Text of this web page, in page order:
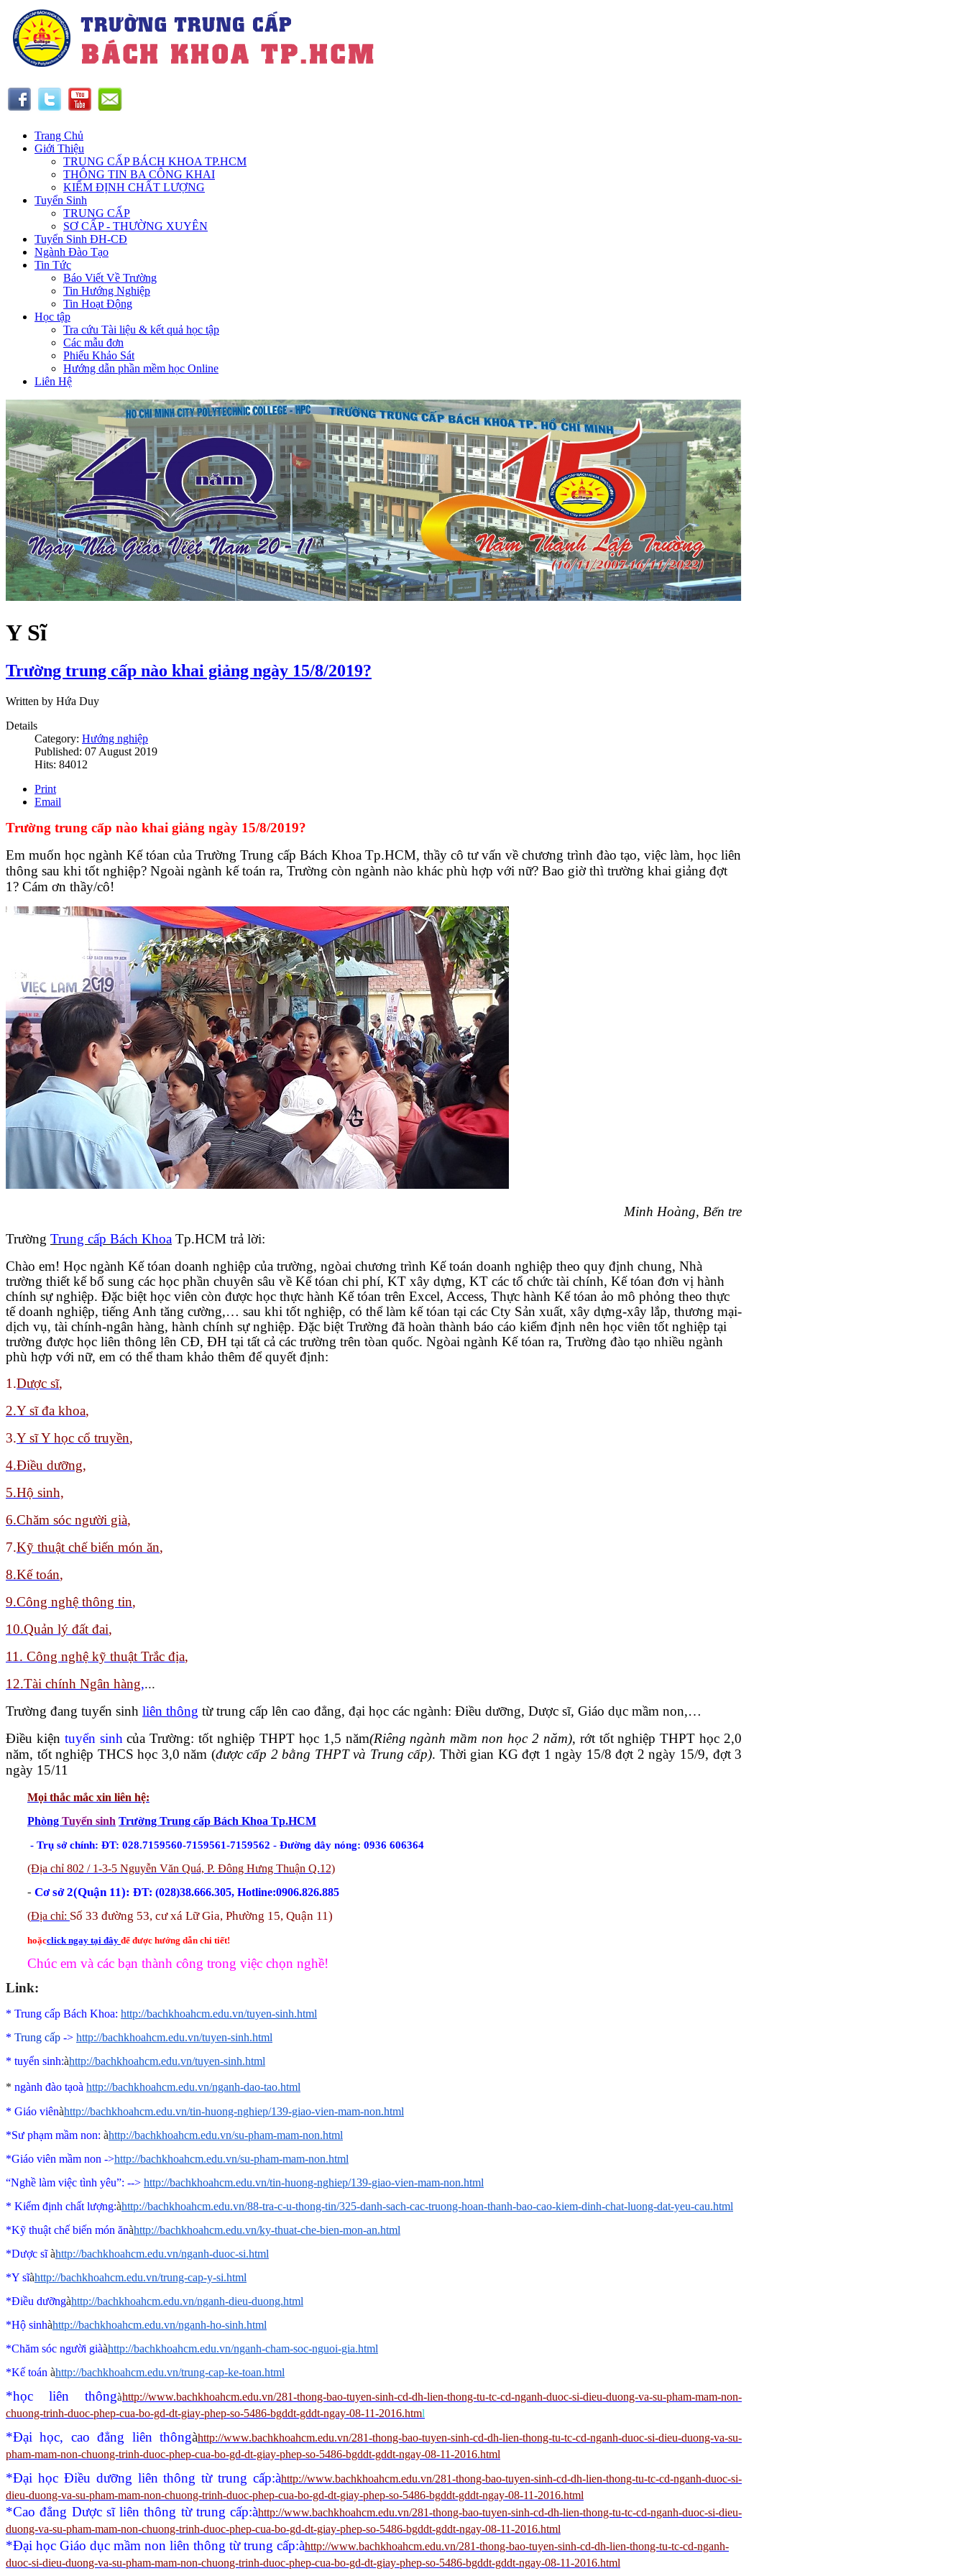
Trang Chủ
Giới Thiệu
TRUNG CẤP BÁCH KHOA TP.HCM
THÔNG TIN BA CÔNG KHAI
KIỂM ĐỊNH CHẤT LƯỢNG
Tuyển Sinh
TRUNG CẤP
SƠ CẤP - THƯỜNG XUYÊN
Tuyển Sinh ĐH-CĐ
Ngành Đào Tạo
Tin Tức
Báo Viết Về Trường
Tin Hướng Nghiệp
Tin Hoạt Động
Học tập
Tra cứu Tài liệu & kết quả học tập
Các mẫu đơn
Phiếu Khảo Sát
Hướng dẫn phần mềm học Online
Liên Hệ
Y Sĩ
Trường trung cấp nào khai giảng ngày 15/8/2019?
Written by Hứa Duy
Details
Category: Hướng nghiệp
Published: 07 August 2019
Hits: 84012
Print
Email
Trường trung cấp nào khai giảng ngày 15/8/2019?
Em muốn học ngành Kế tóan của Trường Trung cấp Bách Khoa Tp.HCM, thầy cô tư vấn về chương trình đào tạo, việc làm, học liên
thông sau khi tốt nghiệp? Ngoài ngành kế toán ra, Trường còn ngành nào khác phù hợp với nữ? Bao giờ thì trường khai giảng đợt
1? Cám ơn thầy/cô!
Minh Hoàng, Bến tre
Trường Trung cấp Bách Khoa Tp.HCM trả lời:
Chào em! Học ngành Kế tóan doanh nghiệp của trường, ngòai chương trình Kế toán doanh nghiệp theo quy định chung, Nhà
trường thiết kế bổ sung các học phần chuyên sâu về Kế tóan chi phí, KT xây dựng, KT các tổ chức tài chính, Kế tóan đơn vị hành
chính sự nghiệp. Đặc biệt học viên còn được học thực hành Kế tóan trên Excel, Access, Thực hành Kế tóan ảo mô phỏng theo thực
tế doanh nghiệp, tiếng Anh tăng cường,… sau khi tốt nghiệp, có thể làm kế tóan tại các Cty Sản xuất, xây dựng-xây lắp, thương mại-
dịch vụ, tài chính-ngân hàng, hành chính sự nghiệp. Đặc biệt Trường đã hoàn thành báo cáo kiểm định nên học viên tốt nghiệp tại
trường được học liên thông lên CĐ, ĐH tại tất cả các trường trên tòan quốc. Ngòai ngành Kế tóan ra, Trường đào tạo nhiều ngành
phù hợp với nữ, em có thể tham khảo thêm để quyết định:
1.Dược sĩ,
2.Y sĩ đa khoa,
3.Y sĩ Y học cổ truyền,
4.Điều dưỡng,
5.Hộ sinh,
6.Chăm sóc người già,
7.Kỹ thuật chế biến món ăn,
8.Kế toán,
9.Công nghệ thông tin,
10.Quản lý đất đai,
11. Công nghệ kỹ thuật Trắc địa,
12.Tài chính Ngân hàng,...
Trường đang tuyển sinh liên thông từ trung cấp lên cao đẳng, đại học các ngành: Điều dưỡng, Dược sĩ, Giáo dục mầm non,…
Điều kiện tuyển sinhcủa Trường: tốt nghiệp THPT học 1,5 năm(Riêng ngành mầm non học 2 năm), rớt tốt nghiệp THPT học 2,0
năm, tốt nghiệp THCS học 3,0 năm (được cấp 2 bằng THPT và Trung cấp). Thời gian KG đợt 1 ngày 15/8 đợt 2 ngày 15/9, đợt 3
ngày 15/11
Mọi thắc mắc xin liên hệ:
Phòng Tuyển sinh Trường Trung cấp Bách Khoa Tp.HCM
- Trụ sở chính: ĐT: 028.7159560-7159561-7159562 - Đường dây nóng: 0936 606364
(Địa chỉ 802 / 1-3-5 Nguyễn Văn Quá, P. Đông Hưng Thuận Q.12)
- Cơ sở 2(Quận 11): ĐT: (028)38.666.305, Hotline:0906.826.885
(Địa chỉ: Số 33 đường 53, cư xá Lữ Gia, Phường 15, Quận 11)
hoặcclick ngay tại đây để được hướng dẫn chi tiết!
Chúc em và các bạn thành công trong việc chọn nghề!
Link:
* Trung cấp Bách Khoa: http://bachkhoahcm.edu.vn/tuyen-sinh.html
* Trung cấp -> http://bachkhoahcm.edu.vn/tuyen-sinh.html
* tuyển sinh:àhttp://bachkhoahcm.edu.vn/tuyen-sinh.html
* ngành đào tạoà http://bachkhoahcm.edu.vn/nganh-dao-tao.html
* Giáo viênàhttp://bachkhoahcm.edu.vn/tin-huong-nghiep/139-giao-vien-mam-non.html
*Sư phạm mầm non: àhttp://bachkhoahcm.edu.vn/su-pham-mam-non.html
*Giáo viên mầm non ->http://bachkhoahcm.edu.vn/su-pham-mam-non.html
“Nghề làm việc tình yêu”: --> http://bachkhoahcm.edu.vn/tin-huong-nghiep/139-giao-vien-mam-non.html
* Kiểm định chất lượng:àhttp://bachkhoahcm.edu.vn/88-tra-c-u-thong-tin/325-danh-sach-cac-truong-hoan-thanh-bao-cao-kiem-dinh-chat-luong-dat-yeu-cau.html
*Kỹ thuật chế biến món ănàhttp://bachkhoahcm.edu.vn/ky-thuat-che-bien-mon-an.html
*Dược sĩàhttp://bachkhoahcm.edu.vn/nganh-duoc-si.html
*Y sĩàhttp://bachkhoahcm.edu.vn/trung-cap-y-si.html
*Điều dưỡngàhttp://bachkhoahcm.edu.vn/nganh-dieu-duong.html
*Hộ sinhàhttp://bachkhoahcm.edu.vn/nganh-ho-sinh.html
*Chăm sóc người giààhttp://bachkhoahcm.edu.vn/nganh-cham-soc-nguoi-gia.html
*Kế toán àhttp://bachkhoahcm.edu.vn/trung-cap-ke-toan.html
*học liên thôngàhttp://www.bachkhoahcm.edu.vn/281-thong-bao-tuyen-sinh-cd-dh-lien-thong-tu-tc-cd-nganh-duoc-si-dieu-duong-va-su-pham-mam-non-
chuong-trinh-duoc-phep-cua-bo-gd-dt-giay-phep-so-5486-bgddt-gddt-ngay-08-11-2016.html
*Đại học, cao đẳng liên thôngàhttp://www.bachkhoahcm.edu.vn/281-thong-bao-tuyen-sinh-cd-dh-lien-thong-tu-tc-cd-nganh-duoc-si-dieu-duong-va-su-
pham-mam-non-chuong-trinh-duoc-phep-cua-bo-gd-dt-giay-phep-so-5486-bgddt-gddt-ngay-08-11-2016.html
*Đại học Điều dưỡng liên thông từ trung cấp:àhttp://www.bachkhoahcm.edu.vn/281-thong-bao-tuyen-sinh-cd-dh-lien-thong-tu-tc-cd-nganh-duoc-si-
dieu-duong-va-su-pham-mam-non-chuong-trinh-duoc-phep-cua-bo-gd-dt-giay-phep-so-5486-bgddt-gddt-ngay-08-11-2016.html
*Cao đẳng Dược sĩ liên thông từ trung cấp:àhttp://www.bachkhoahcm.edu.vn/281-thong-bao-tuyen-sinh-cd-dh-lien-thong-tu-tc-cd-nganh-duoc-si-dieu-
duong-va-su-pham-mam-non-chuong-trinh-duoc-phep-cua-bo-gd-dt-giay-phep-so-5486-bgddt-gddt-ngay-08-11-2016.html
*Đại học Giáo dục mầm non liên thông từ trung cấp:àhttp://www.bachkhoahcm.edu.vn/281-thong-bao-tuyen-sinh-cd-dh-lien-thong-tu-tc-cd-nganh-
duoc-si-dieu-duong-va-su-pham-mam-non-chuong-trinh-duoc-phep-cua-bo-gd-dt-giay-phep-so-5486-bgddt-gddt-ngay-08-11-2016.html